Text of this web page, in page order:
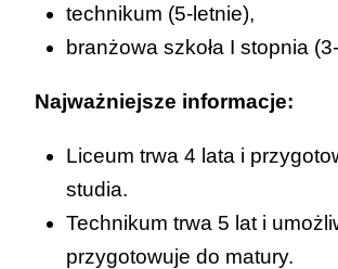
technikum (5-letnie),
branżowa szkoła I stopnia
Najważniejsze informacje:
Liceum trwa 4 lata i
studia.
Technikum trwa 5 lat i
przygotowuje do matury.